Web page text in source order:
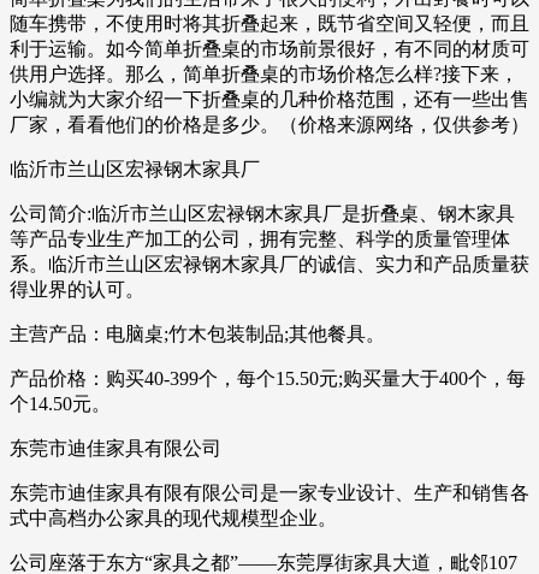
随车携带，不使用时将其折叠起来，既节省空间又轻便，而且
利于运输。如今简单折叠桌的市场前景很好，有不同的材质可
供用户选择。那么，简单折叠桌的市场价格怎么样?接下来，
小编就为大家介绍一下折叠桌的几种价格范围，还有一些出售
厂家，看看他们的价格是多少。（价格来源网络，仅供参考）
临沂市兰山区宏禄钢木家具厂
公司简介:临沂市兰山区宏禄钢木家具厂是折叠桌、钢木家具
等产品专业生产加工的公司，拥有完整、科学的质量管理体
系。临沂市兰山区宏禄钢木家具厂的诚信、实力和产品质量获
得业界的认可。
主营产品：电脑桌;竹木包装制品;其他餐具。
产品价格：购买40-399个，每个15.50元;购买量大于400个，每
个14.50元。
东莞市迪佳家具有限公司
东莞市迪佳家具有限有限公司是一家专业设计、生产和销售各
式中高档办公家具的现代规模型企业。
公司座落于东方“家具之都”——东莞厚街家具大道，毗邻107